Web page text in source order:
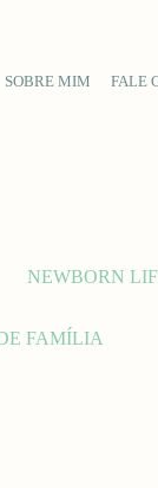
SOBRE MIM FALE
NEWBORN
FAMÍLIA